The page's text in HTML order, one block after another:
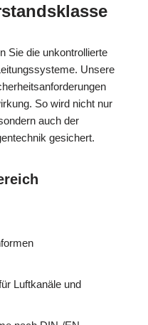
Sie die unkontrollierte
Unsere
So wird nicht nur
auch der
gesichert.
Luftkanäle und